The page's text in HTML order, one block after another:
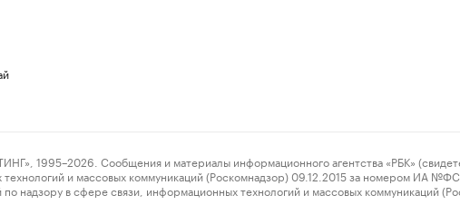
Сообщения и материалы информационного агентства «РБК»
и массовых коммуникаций (Роскомнадзор) 09.12.2015 за номером ИА
надзору в сфере связи, информационных технологий и массовых коммуникаций